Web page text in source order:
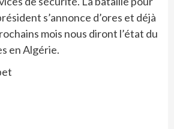
s’annonce d’ores et déjà
mois nous diront l’état du
en Algérie.